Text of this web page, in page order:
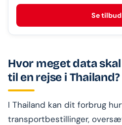
Se
Hvor meget data
til en rejse i Thailand?
I Thailand kan dit forbrug
transportbestillinger,